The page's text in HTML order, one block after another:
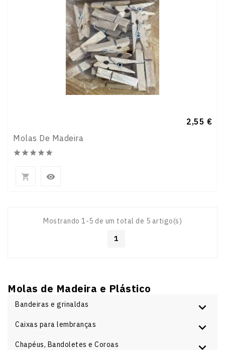
Preço
2,55 €
Molas De Madeira

 
Mostrando 1-5 de um total de 5 artigo(s)
1
Molas de Madeira e Plástico
Bandeiras e grinaldas
Caixas para lembranças
Chapéus, Bandoletes e Coroas